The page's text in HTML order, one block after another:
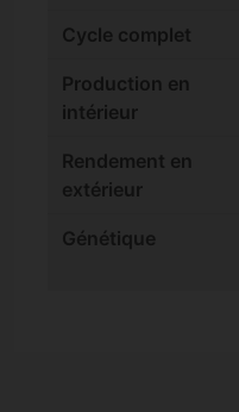
Cycle complet
Production en
intérieur
Rendement en
extérieur
Génétique